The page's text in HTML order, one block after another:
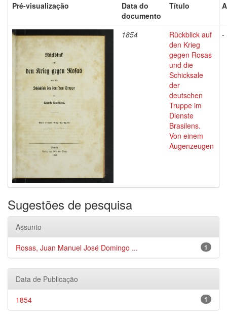
Pré-visualização
Data do
documento
Título
1854
Rückblick auf
den Krieg
gegen Rosas
und die
Schicksale
der
deutschen
Truppe im
Dienste
Brasilens.
Von einem
Augenzeugen
-
Sugestões de pesquisa
Assunto
1
Rosas, Juan Manuel José Domingo ...
Data de Publicação
1
1854